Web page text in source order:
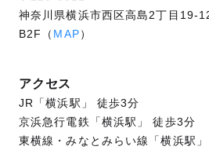
神奈川県横浜市西区高島2丁目19-
B2F（ MAP）
アクセス
JR「横浜駅」 徒歩3分
京浜急行電鉄「横浜駅」 徒歩3分
東横線・みなとみらい線「横浜駅